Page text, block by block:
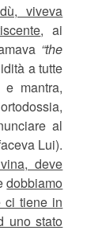
viveva
, ai
“the
a tutte
mantra,
al
Lui).
deve
dobbiamo
ci tiene in
uno stato